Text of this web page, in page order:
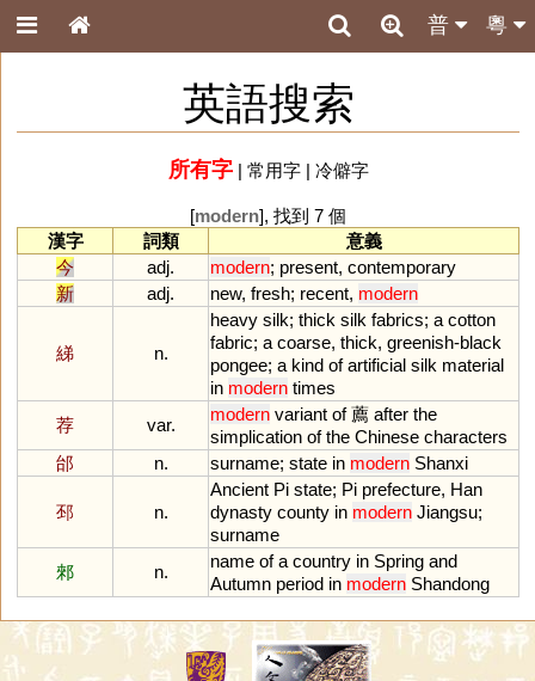
粵
普
英語搜索
所有字| 常用字| 冷僻字
[modern], 找到 7 個
漢字
詞類
意義
今
adj. modern; present, contemporary
新
adj. new, fresh; recent, modern
綈 n.
heavy silk; thick silk fabrics; a cotton
fabric; a coarse, thick, greenish-black
pongee; a kind of artificial silk material
in modern times
荐
var.
modern variant of薦 after the
simplication of the Chinese characters
邰
n. surname; state in modern Shanxi
邳 n.
Ancient Pi state; Pi prefecture, Han
dynasty county in modern Jiangsu;
surname
郲
n.
name of a country in Spring and
Autumn period in modern Shandong